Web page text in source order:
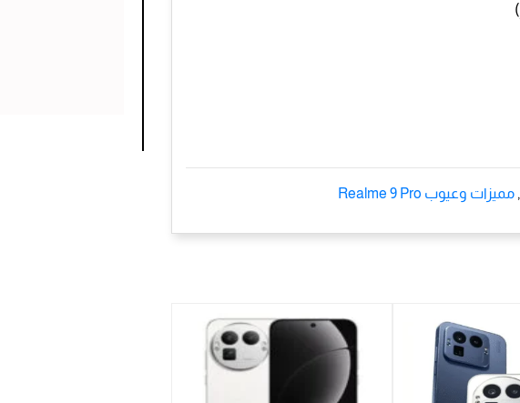
, مميزات وعيوب Realme 9 Pro